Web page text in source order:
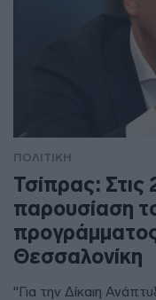
ΠΟΛΙΤΙΚΗ
Τσίπρας: Στις
παρουσίαση
Θεσσαλονίκη
"Για την Δίκαιη